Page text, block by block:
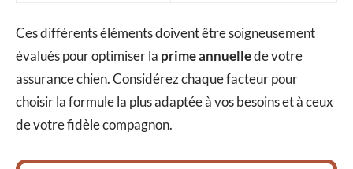
Ces différents éléments doivent être soigneusement
évalués pour optimiser la prime annuellede votre
assurance chien. Considérez chaque facteur pour
choisir la formule la plus adaptée à vos besoins et à ceux
de votre fidèle compagnon.